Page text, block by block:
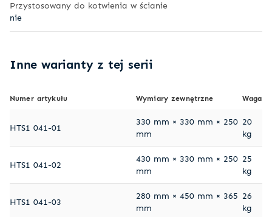
Przystosowany do kotwienia w ścianie
nie
Inne warianty z tej serii
Numer artykułu Wymiary zewnętrzne Waga
HTS1 041-01
330 mm × 330 mm × 250
mm
20
kg
HTS1 041-02
430 mm × 330 mm × 250
mm
25
kg
HTS1 041-03
280 mm × 450 mm × 365
mm
26
kg